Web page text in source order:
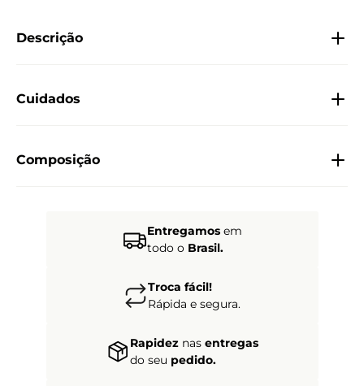
Descrição
Cuidados
Composição
Entregamosem
todo o Brasil.
Troca fácil!
Rápida e segura.
Rapidez nas entregas
do seu pedido.